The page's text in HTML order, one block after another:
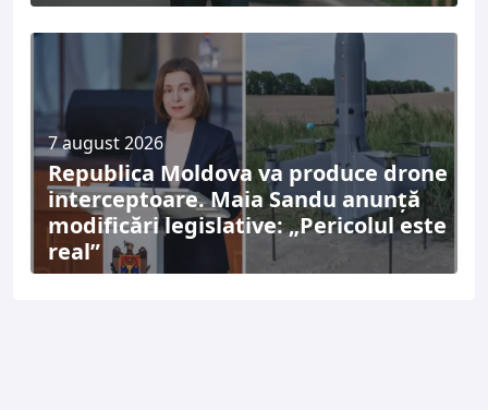
7 august 2026
Republica Moldova va produce drone
interceptoare. Maia Sandu anunță
modificări legislative: „Pericolul este
real”